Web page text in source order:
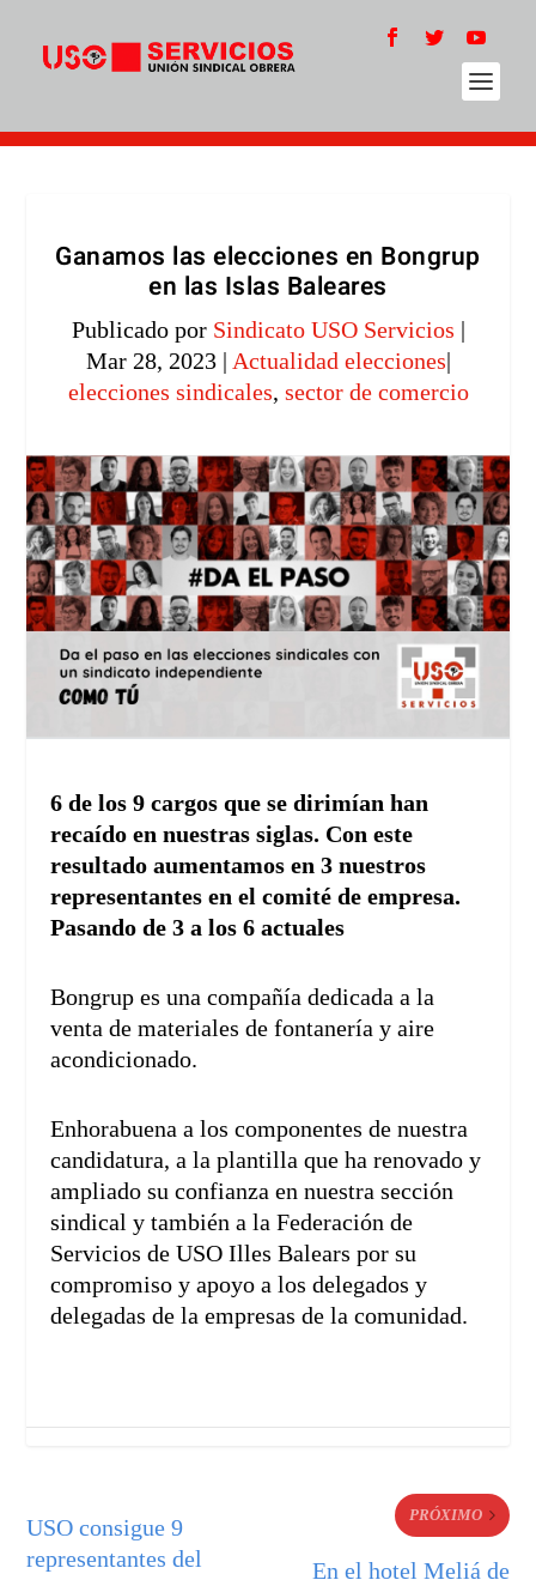
Ganamos las elecciones en Bongrup
en las Islas Baleares
Publicado por Sindicato USO Servicios |
Mar 28, 2023| Actualidad elecciones|
elecciones sindicales, sector de comercio
6 de los 9 cargos que se dirimían han
recaído en nuestras siglas. Con este
resultado aumentamos en 3 nuestros
representantes en el comité de empresa.
Pasando de 3 a los 6 actuales
Bongrup es una compañía dedicada a la
venta de materiales de fontanería y aire
acondicionado.
Enhorabuena a los componentes de nuestra
candidatura, a la plantilla que ha renovado y
ampliado su confianza en nuestra sección
sindical y también a la Federación de
Servicios de USO Illes Balears por su
compromiso y apoyo a los delegados y
delegadas de la empresas de la comunidad.
USO consigue 9
representantes del
PRÓXIMO
En el hotel Meliá de